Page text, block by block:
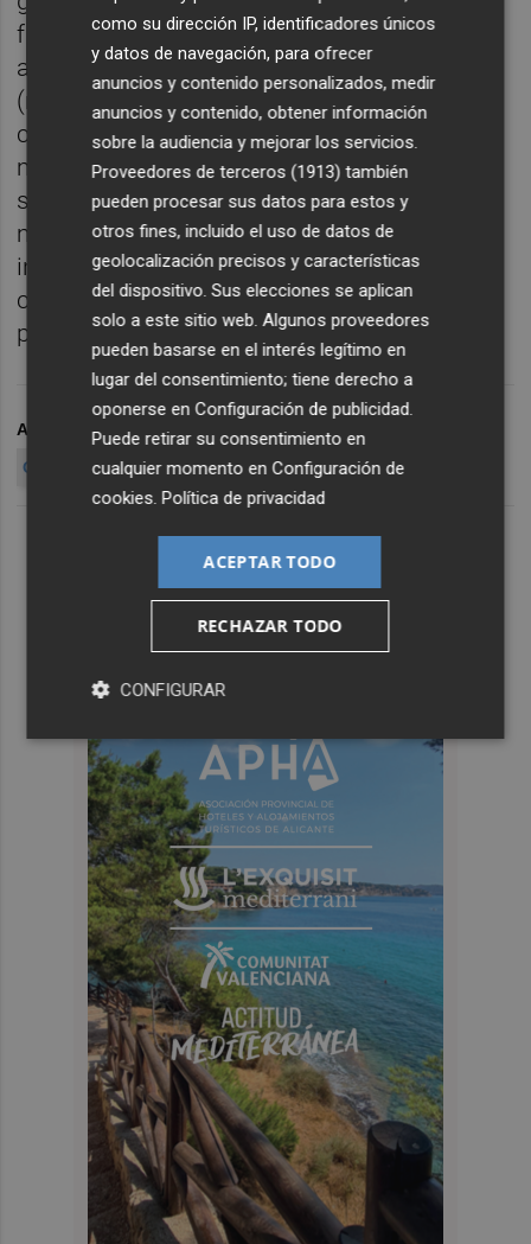
funcionamiento del proyecto, Nittúa ha
abierto una campaña decrowfounding
(microdonaciones). El objetivo es contactar
con particulares y pequeñas empresas, de
manera que pueda garantizarse la
sostenibilidad económica del proyecto
manteniendo al mismo tiempo su
independencia respecto a grandes
compañías e instituciones públicas o
privadas.
ARCHIVADO EN
ESCUELA POPULAR DE ECONOMÍA
OKONOMÍA
VALENCIA ECONOMÍA CROWFOUNDING
como su dirección IP, identificadores únicos
y datos de navegación, para ofrecer
anuncios y contenido personalizados, medir
anuncios y contenido, obtener información
sobre la audiencia y mejorar los servicios.
Proveedores de terceros (1913) también
pueden procesar sus datos para estos y
otros fines, incluido el uso de datos de
geolocalización precisos y características
del dispositivo. Sus elecciones se aplican
solo a este sitio web. Algunos proveedores
pueden basarse en el interés legítimo en
lugar del consentimiento; tiene derecho a
oponerse enConfiguración de publicidad.
Puede retirar su consentimiento en
cualquier momento enConfiguración de
cookies.Política de privacidad
ACEPTAR TODO
RECHAZAR TODO
CONFIGURAR